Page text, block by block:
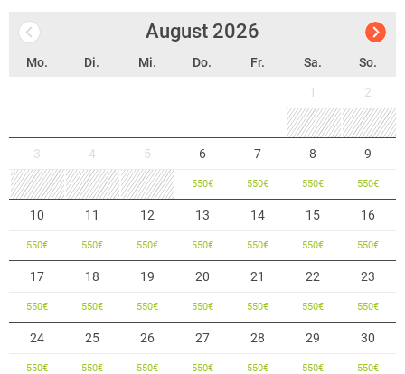
August 2026
Mo. Di. Mi. Do. Fr. Sa. So.
1 2
3 4 5 6
550€
7
550€
8
550€
9
550€
10
550€
11
550€
12
550€
13
550€
14
550€
15
550€
16
550€
17
550€
18
550€
19
550€
20
550€
21
550€
22
550€
23
550€
24
550€
25
550€
26
550€
27
550€
28
550€
29
550€
30
550€